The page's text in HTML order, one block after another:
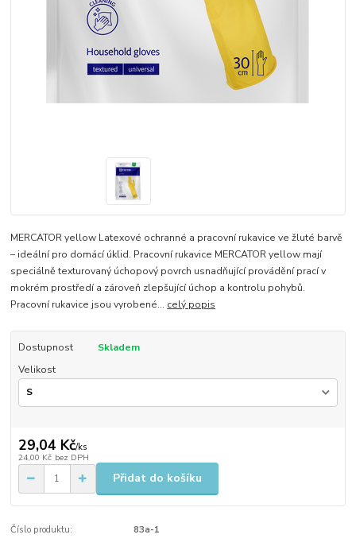
MERCATOR yellow Latexové ochranné a pracovní rukavice ve žluté barvě
– ideální pro domácí úklid. Pracovní rukavice MERCATOR yellow mají
speciálně texturovaný úchopový povrch usnadňující provádění prací v
mokrém prostředí a zároveň zlepšující úchop a kontrolu pohybů.
Pracovní rukavice jsou vyrobené... celý popis
Dostupnost
Skladem
Velikost
29,04 Kč/ks
24,00 Kč bez DPH
Přidat do košíku
Číslo produktu: 83a-1